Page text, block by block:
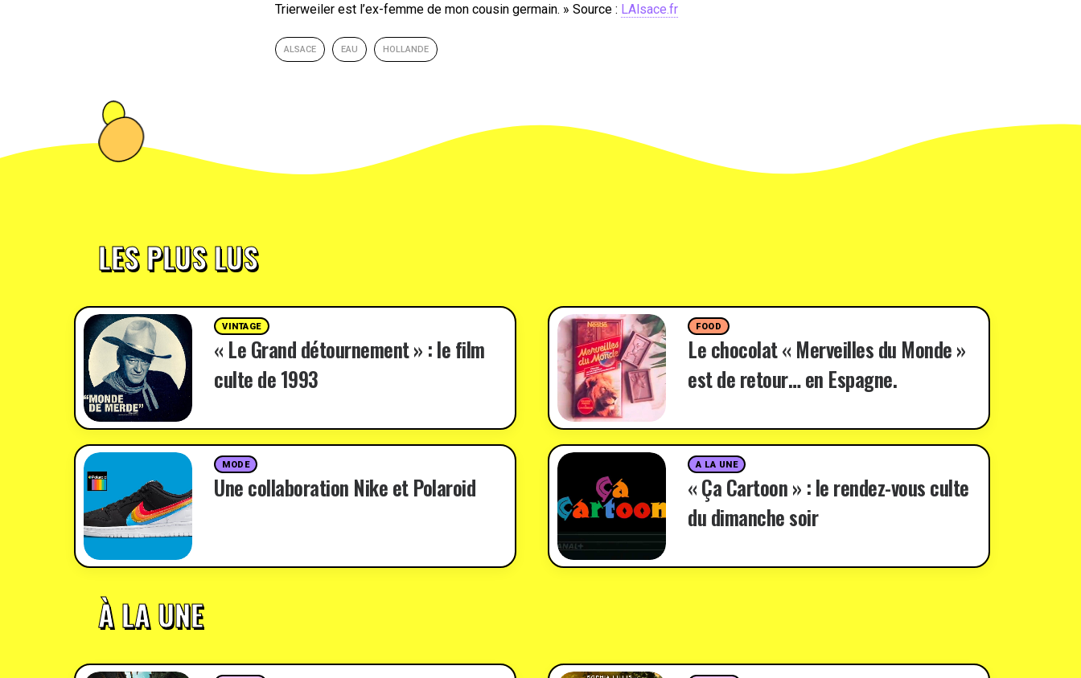
Trierweiler est l’ex-femme de mon cousin germain. » Source : LAlsace.fr
ALSACE EAU HOLLANDE
LES PLUS LUS
VINTAGE
« Le Grand détournement » : le film
culte de 1993
FOOD
Le chocolat « Merveilles du Monde »
est de retour… en Espagne.
MODE
Une collaboration Nike et Polaroid
A LA UNE
« Ça Cartoon » : le rendez-vous culte
du dimanche soir
À LA UNE